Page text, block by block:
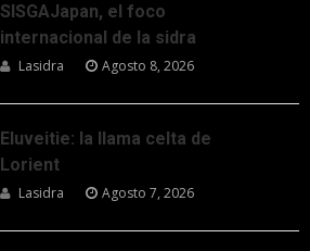
SISGAJapan, el foco
internacional de la sidra
Lasidra Agosto 8, 2026
Eluveitie: la llama celta de
Lorient
Lasidra Agosto 7, 2026